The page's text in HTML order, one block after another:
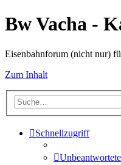
Bw Vacha -
Eisenbahnforum (nicht nur)
Zum Inhalt
Schnellzugriff